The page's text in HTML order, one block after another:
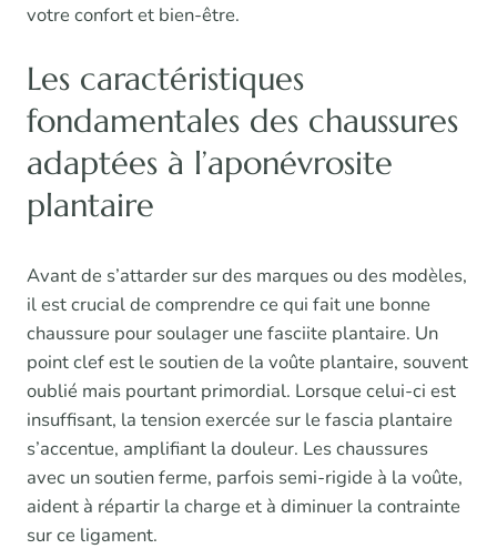
votre confort et bien-être.
Les caractéristiques
fondamentales des chaussures
adaptées à l’aponévrosite
plantaire
Avant de s’attarder sur des marques ou des modèles,
il est crucial de comprendre ce qui fait une bonne
chaussure pour soulager une fasciite plantaire. Un
point clef est le soutien de la voûte plantaire, souvent
oublié mais pourtant primordial. Lorsque celui-ci est
insuffisant, la tension exercée sur le fascia plantaire
s’accentue, amplifiant la douleur. Les chaussures
avec un soutien ferme, parfois semi-rigide à la voûte,
aident à répartir la charge et à diminuer la contrainte
sur ce ligament.